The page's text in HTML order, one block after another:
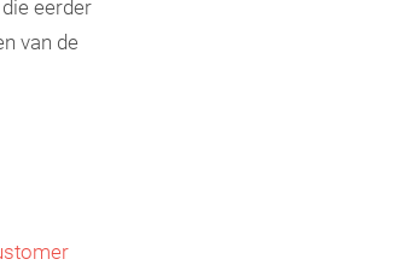
eerder
van de